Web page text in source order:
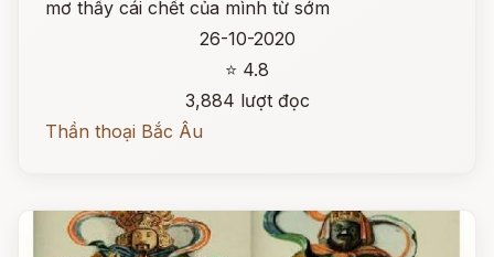
mơ thấy cái chết của mình từ sớm
26-10-2020
⭐ 4.8
3,884 lượt đọc
Thần thoại Bắc Âu